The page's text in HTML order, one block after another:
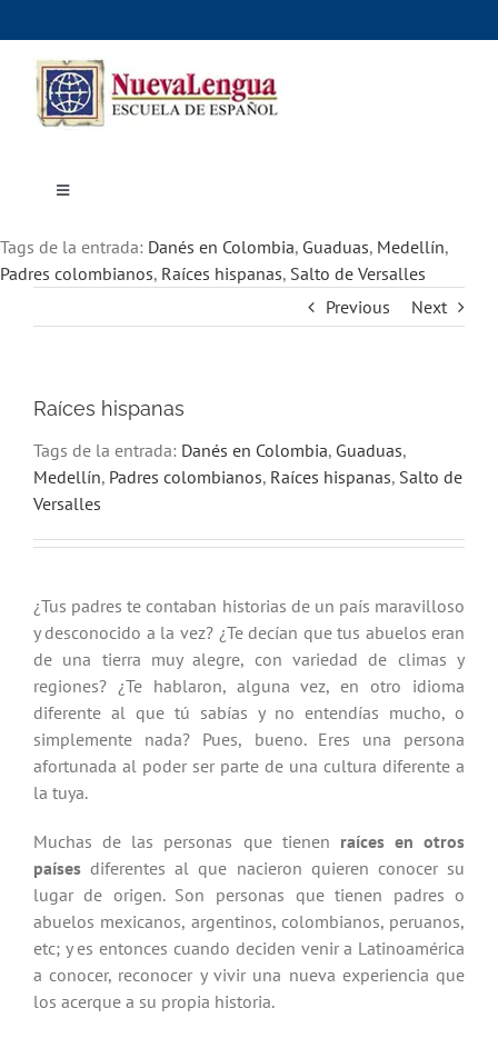
to
content
Toggle
Cursos
Dónde estudiar
Actividades culturales
Tags de la entrada: Danés en Colombia, Guaduas, Medellín,
Padres colombianos, Raíces hispanas, Salto de Versalles
Previous
Next
Raíces hispanas
Tags de la entrada: Danés en Colombia, Guaduas,
Medellín, Padres colombianos, Raíces hispanas, Salto de
Versalles
¿Tus padres te contaban historias de un país maravilloso
y desconocido a la vez? ¿Te decían que tus abuelos eran
de una tierra muy alegre, con variedad de climas y
regiones? ¿Te hablaron, alguna vez, en otro idioma
diferente al que tú sabías y no entendías mucho, o
simplemente nada? Pues, bueno. Eres una persona
afortunada al poder ser parte de una cultura diferente a
la tuya.
Muchas de las personas que tienen raíces en otros
paísesdiferentes al que nacieron quieren conocer su
lugar de origen. Son personas que tienen padres o
abuelos mexicanos, argentinos, colombianos, peruanos,
etc; y es entonces cuando deciden venir a Latinoamérica
a conocer, reconocer y vivir una nueva experiencia que
los acerque a su propia historia.